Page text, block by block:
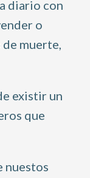
diario con
o
muerte,
existir un
que
nuestos